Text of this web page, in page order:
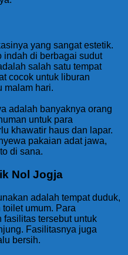
yang sangat estetik.
indah di berbagai sudut
salah satu tempat
cocok untuk liburan
malam hari.
adalah banyaknya orang
untuk para
khawatir haus dan lapar.
pakaian adat jawa,
di sana.
Nol Jogja
adalah tempat duduk,
umum. Para
tersebut untuk
Fasilitasnya juga
bersih.